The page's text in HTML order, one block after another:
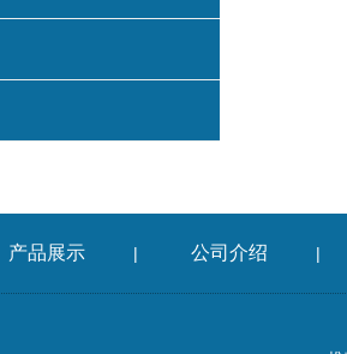
产品展示 | 公司介绍 |